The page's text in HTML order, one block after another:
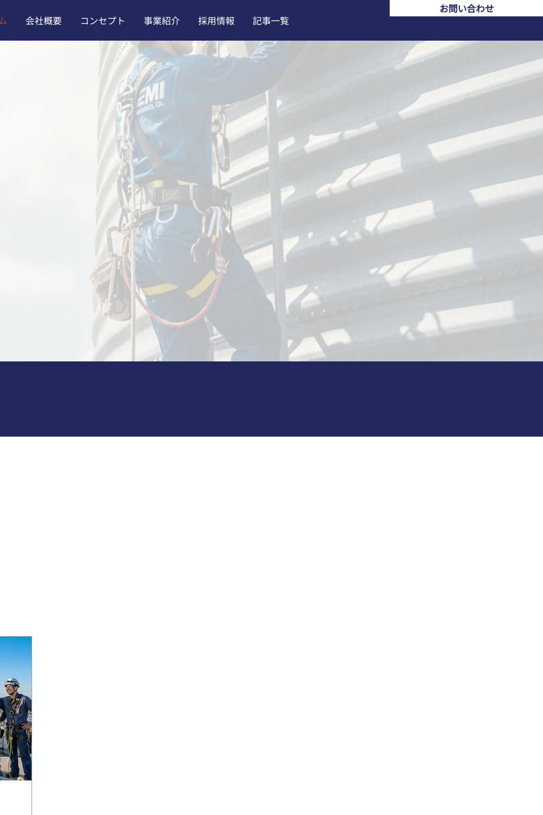
会社概要 コンセプト 事業紹介 採用情報 記事一覧
お問い合わせ
M I
クニクス株式会社